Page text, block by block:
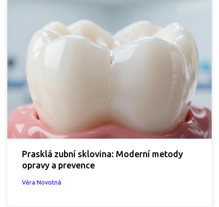
Prasklá zubní sklovina: Moderní metody
opravy a prevence
Věra Novotná